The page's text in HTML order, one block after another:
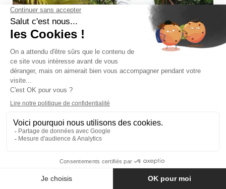
Les dimensions et l’espace disponible,
Le style recherché (classique, traditionnel,